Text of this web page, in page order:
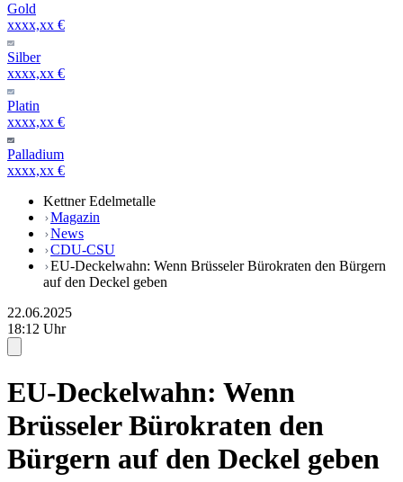
Gold
xxxx,xx €
Silber
xxxx,xx €
Platin
xxxx,xx €
Palladium
xxxx,xx €
Kettner Edelmetalle
Magazin
News
CDU-CSU
EU-Deckelwahn: Wenn Brüsseler Bürokraten den Bürgern
auf den Deckel geben
22.06.2025
18:12 Uhr
EU-Deckelwahn: Wenn
Brüsseler Bürokraten den
Bürgern auf den Deckel geben